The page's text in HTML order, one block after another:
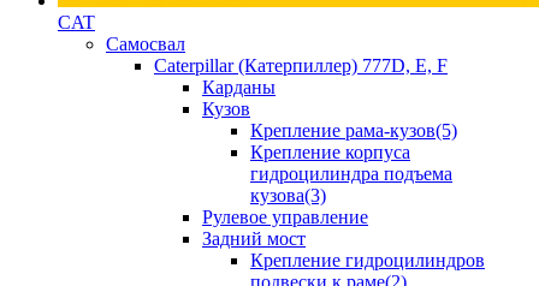
CAT
Самосвал
Caterpillar (Катерпиллер) 777D, E, F
Карданы
Кузов
Крепление рама-кузов(5)
Крепление корпуса
гидроцилиндра подъема
кузова(3)
Рулевое управление
Задний мост
Крепление гидроцилиндров
подвески к раме(2)